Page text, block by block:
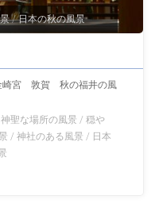
/ 日本の秋の風景
崎宮 敦賀 秋の福井の風
神聖な場所の風景 /穏や
/神社のある風景 / 日本